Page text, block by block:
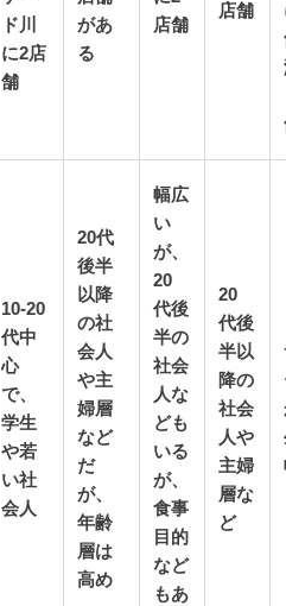
ド川
に2店
舗
があ
る
店舗
店舗
10-20
代中
心
で、
学生
や若
い社
会人
20代
後半
以降
の社
会人
や主
婦層
など
だ
が、
年齢
層は
高め
幅広
い
が、
20
代後
半の
社会
人な
ども
いる
が、
食事
目的
など
もあ
20
代後
半以
降の
社会
人や
主婦
層な
ど